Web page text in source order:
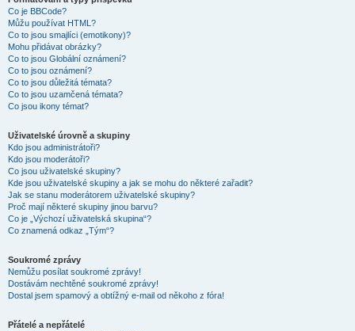
Co je BBCode?
Můžu používat HTML?
Co to jsou smajlíci (emotikony)?
Mohu přidávat obrázky?
Co to jsou Globální oznámení?
Co to jsou oznámení?
Co to jsou důležitá témata?
Co to jsou uzamčená témata?
Co jsou ikony témat?
Uživatelské úrovně a skupiny
Kdo jsou administrátoři?
Kdo jsou moderátoři?
Co jsou uživatelské skupiny?
Kde jsou uživatelské skupiny a jak se mohu do některé zařadit?
Jak se stanu moderátorem uživatelské skupiny?
Proč mají některé skupiny jinou barvu?
Co je „Výchozí uživatelská skupina“?
Co znamená odkaz „Tým“?
Soukromé zprávy
Nemůžu posílat soukromé zprávy!
Dostávám nechtěné soukromé zprávy!
Dostal jsem spamový a obtížný e-mail od někoho z fóra!
Přátelé a nepřátelé